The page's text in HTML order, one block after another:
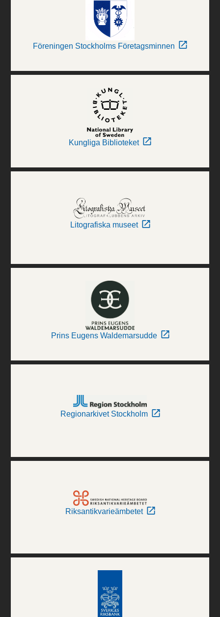
Föreningen Stockholms Företagsminnen
Kungliga Biblioteket
Litografiska museet
Prins Eugens Waldemarsudde
Regionarkivet Stockholm
Riksantikvarieämbetet